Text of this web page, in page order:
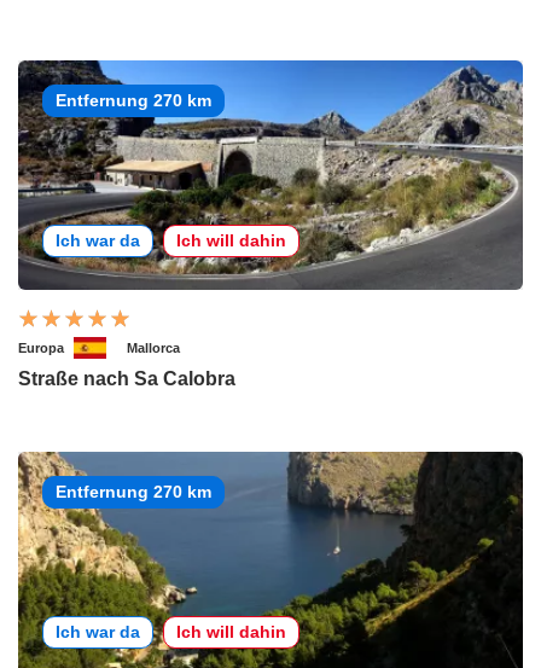
Entfernung 270 km
Ich war da Ich will dahin
Europa Mallorca
Straße nach Sa Calobra
Entfernung 270 km
Ich war da Ich will dahin